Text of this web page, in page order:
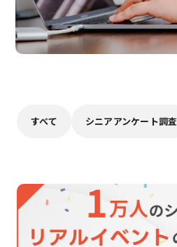
すべて シニアアンケート調査